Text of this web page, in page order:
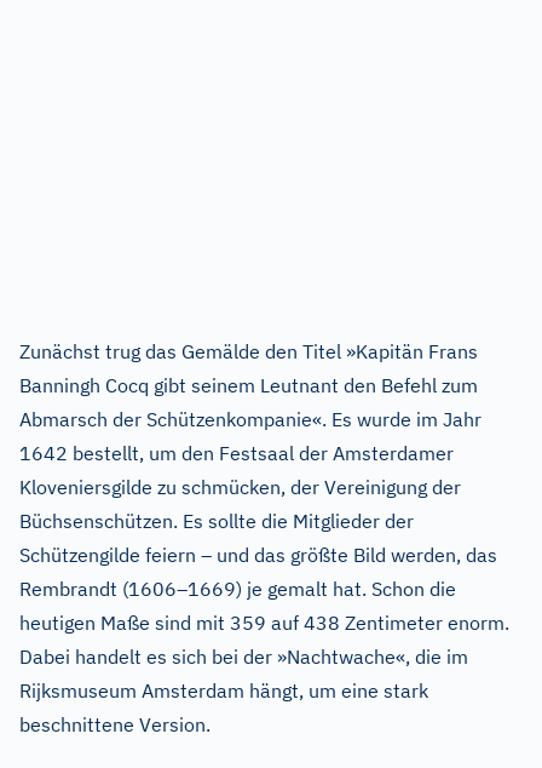
Zunächst trug das Gemälde den Titel »Kapitän Frans
Banningh Cocq gibt seinem Leutnant den Befehl zum
Abmarsch der Schützenkompanie«. Es wurde im Jahr
1642 bestellt, um den Festsaal der Amsterdamer
Kloveniersgilde zu schmücken, der Vereinigung der
Büchsenschützen. Es sollte die Mitglieder der
Schützengilde feiern – und das größte Bild werden, das
Rembrandt (1606–1669) je gemalt hat. Schon die
heutigen Maße sind mit 359 auf 438 Zentimeter enorm.
Dabei handelt es sich bei der »Nachtwache«, die im
Rijksmuseum Amsterdam hängt, um eine stark
beschnittene Version.